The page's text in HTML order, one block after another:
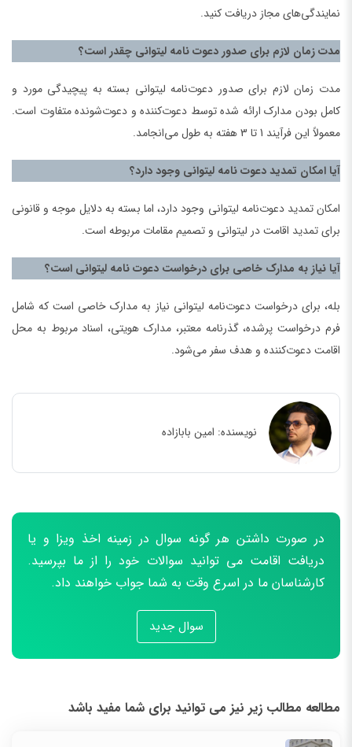
نمایندگی‌های مجاز دریافت کنید.
مدت زمان لازم برای صدور دعوت نامه لیتوانی چقدر است؟
مدت زمان لازم برای صدور دعوت‌نامه لیتوانی بسته به پیچیدگی مورد و
کامل بودن مدارک ارائه شده توسط دعوت‌کننده و دعوت‌شونده متفاوت است.
معمولاً این فرآیند 1 تا 3 هفته به طول می‌انجامد.
آیا امکان تمدید دعوت نامه لیتوانی وجود دارد؟
امکان تمدید دعوت‌نامه لیتوانی وجود دارد، اما بسته به دلایل موجه و قانونی
برای تمدید اقامت در لیتوانی و تصمیم مقامات مربوطه است.
آیا نیاز به مدارک خاصی برای درخواست دعوت نامه لیتوانی است؟
بله، برای درخواست دعوت‌نامه لیتوانی نیاز به مدارک خاصی است که شامل
فرم درخواست پرشده، گذرنامه معتبر، مدارک هویتی، اسناد مربوط به محل
اقامت دعوت‌کننده و هدف سفر می‌شود.
نویسنده: امین بابازاده
در صورت داشتن هر گونه سوال در زمینه اخذ ویزا و یا
دریافت اقامت می توانید سوالات خود را از ما بپرسید.
کارشناسان ما در اسرع وقت به شما جواب خواهند داد.
سوال جدید
مطالعه مطالب زیر نیز می توانید برای شما مفید باشد